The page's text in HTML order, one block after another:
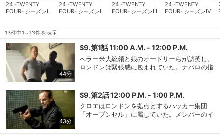
24 -TWENTY
FOUR- シーズンI
24 -TWENTY
FOUR- シーズンII
24 -TWENTY
FOUR- シーズンIII
24 -TWENTY
FOUR- シーズンIV
13件中1～13件を表示
44分
S9.第1話 11:00 A.M. - 12:00 P.M.
ヘラー米大統領と娘のオードリーらが訪英し、
ロンドンは緊張感に包まれていた。ナバロの指
に捕まったのではないかと疑う。ジャックは一
瞬の隙をついて逃亡。その頃アフガニスタンで
は、米兵が遠隔操作していた無人爆撃機が勝手
に攻撃を開始してしまう。
43分
S9.第2話 12:00 P.M. - 1:00 P.M.
クロエはロンドンを拠点とするハッカー集団
「オープンセル」に属していた。メンバーのイ